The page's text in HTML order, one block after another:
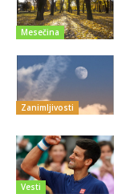
Mesečina
Zanimljivosti
Vesti